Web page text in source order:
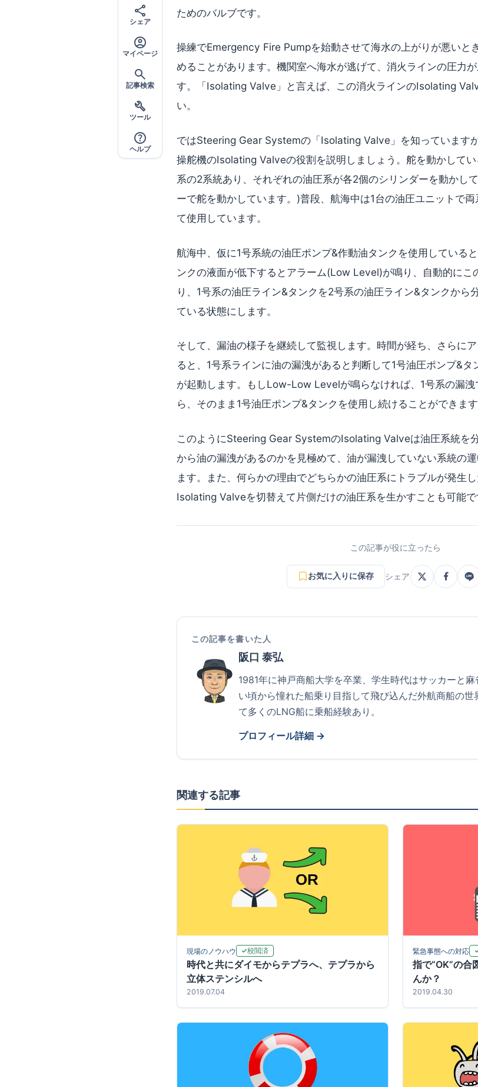
シェア
マイページ
記事検索
ツール
ヘルプ
ためのバルブです。
操練でEmergency Fire Pumpを始動させて海水の上がりが悪いと
めることがあります。機関室へ海水が逃げて、消火ラインの圧力
す。「Isolating Valve」と言えば、この消火ラインのIsolating
い。
ではSteering Gear Systemの「Isolating Valve」を知っています
操舵機のIsolating Valveの役割を説明しましょう。舵を動かして
系の2系統あり、それぞれの油圧系が各2個のシリンダーを動かし
ーで舵を動かしています。)普段、航海中は1台の油圧ユニットで
て使用しています。
航海中、仮に1号系統の油圧ポンプ&作動油タンクを使用している
ンクの液面が低下するとアラーム(Low Level)が鳴り、自動的に
り、1号系の油圧ライン&タンクを2号系の油圧ライン&タンクから
ている状態にします。
そして、漏油の様子を継続して監視します。時間が経ち、さらに
ると、1号系ラインに油の漏洩があると判断して1号油圧ポンプ&
が起動します。もしLow-Low Levelが鳴らなければ、1号系の漏
ら、そのまま1号油圧ポンプ&タンクを使用し続けることができます
このようにSteering Gear SystemのIsolating Valveは油圧系統を
から油の漏洩があるのかを見極めて、油が漏洩していない系統の
ます。また、何らかの理由でどちらかの油圧系にトラブルが発生
Isolating Valveを切替えて片側だけの油圧系を生かすことも可能で
この記事が役に立ったら
お気に入りに保存 シェア
この記事を書いた人
阪口 泰弘
1981年に神戸商船大学を卒業、学生時代はサッカーと
い頃から憧れた船乗り目指して飛び込んだ外航商船の
て多くのLNG船に乗船経験あり。
プロフィール詳細 →
関連する記事
現場のノウハウ 校閲済
時代と共にダイモからテプラへ、テプラから
立体ステンシルへ
2019.07.04
緊急事態への対応
指で“OK”の合
んか？
2019.04.30